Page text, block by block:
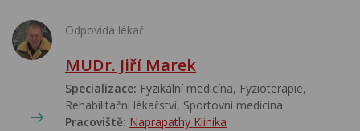
Odpovídá lékař:
MUDr. Jiří Marek
Specializace: Fyzikální medicína, Fyzioterapie,
Rehabilitační lékařství‎, Sportovní medicína‎
Pracoviště: Naprapathy Klinika